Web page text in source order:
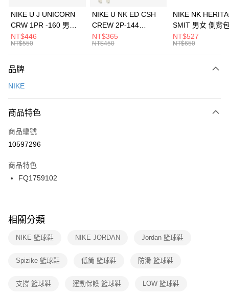
元大商業銀行
台灣樂天信用卡公司
全盈+PAY
AFTEE先享後付
【關於「AFTEE先享後付」】
便利好安心！
３．安心：先確認商品／服務後，再付款。
【「AFTEE先享後付」結帳流程】
１．於結帳方式選擇「AFTEE先享後付」後，將跳轉至「AFTEE先享後付」
２．訂單成立數日內，您將收到繳費通知簡訊。
３．收到繳費通知簡訊後14天內，點擊此簡訊中的連結，可透過四大超商／
ATM／網路銀行／等多元方式進行付款，方視為交易完成。
※ 交易是否成功請以「AFTEE先享後付 」之結帳頁面顯示為準，若有關於
是否繳費成功／繳費後需取消欲退款等相關疑問，請聯繫「AFTEE先享後付
客戶支援中心」
https://netprotections.freshdesk.com/support/home
１．透過由恩沛科技股份有限公司提供之「AFTEE先享後付」服務完成之交
權轉讓予恩沛科技股份有限公司。
運送方式
每筆NT$100，滿NT$1,500(含以上)免運費
宅配
每筆NT$100，滿NT$1,500(含以上)免運費
付款後門市自取
每筆NT$100，滿NT$1,500(含以上)免運費
NIKE U J UNICORN
CRW 1PR -160 男女
中統襪 FZ3393100
NT$446
NT$550
NIKE U NK ED CSH
CREW 2P-144
EMBRDY 男女 短統襪
FZ3073133
NT$365
NT$450
NIKE NK
SMIT 男女 側背
BA5871010
NT$527
NT$650
品牌
NIKE
商品特色
商品編號
10597296
商品特色
FQ1759102
相關分類
NIKE 籃球鞋 NIKE JORDAN Jordan 籃球鞋
Spizike 籃球鞋 低筒 籃球鞋 防滑 籃球鞋
支撐 籃球鞋 運動保護 籃球鞋 LOW 籃球鞋